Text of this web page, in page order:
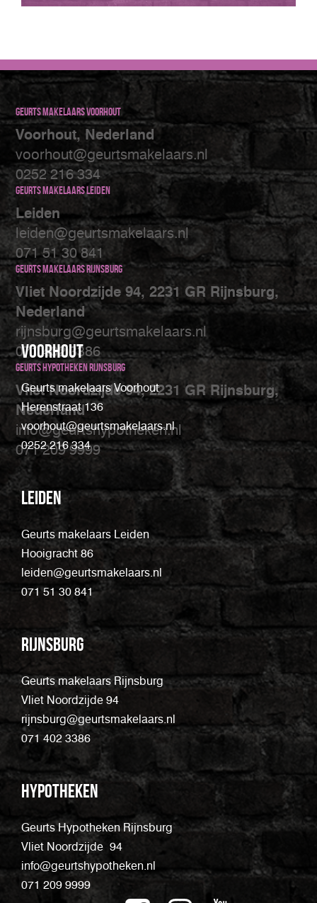
Geurts makelaars Voorhout
Voorhout, Nederland
voorhout@geurtsmakelaars.nl
0252 216 334
Geurts makelaars Leiden
Leiden
leiden@geurtsmakelaars.nl
071 51 30 841
Geurts makelaars Rijnsburg
Vliet Noordzijde 94, 2231 GR Rijnsburg,
Nederland
rijnsburg@geurtsmakelaars.nl
071 402 3386
Geurts Hypotheken Rijnsburg
Vliet Noordzijde 94, 2231 GR Rijnsburg,
Nederland
info@geurtshypotheken.nl
071 209 9999
Voorhout
Geurts makelaars Voorhout
Herenstraat 136
voorhout@geurtsmakelaars.nl
0252 216 334
Leiden
Geurts makelaars Leiden
Hooigracht 86
leiden@geurtsmakelaars.nl
071 51 30 841
Rijnsburg
Geurts makelaars Rijnsburg
Vliet Noordzijde 94
rijnsburg@geurtsmakelaars.nl
071 402 3386
Hypotheken
Geurts Hypotheken Rijnsburg
Vliet Noordzijde 94
info@geurtshypotheken.nl
071 209 9999